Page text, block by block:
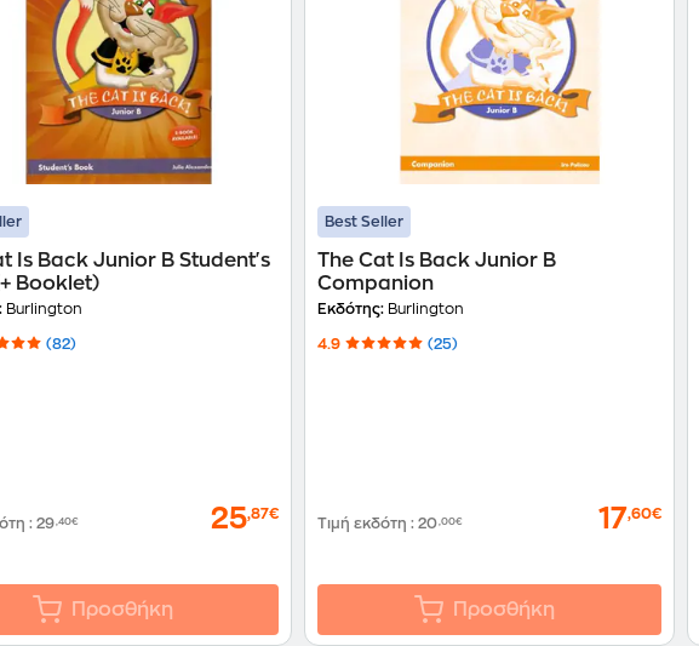
Is Back Junior B Student's
Booklet)
Burlington
(82)
: 29,40€ 25,87€
Προσθήκη
Best Seller
The Cat Is Back Junior B
Companion
Εκδότης: Burlington
4.9 (25)
Τιμή εκδότη:20,00€ 17,60€
Προσθήκη